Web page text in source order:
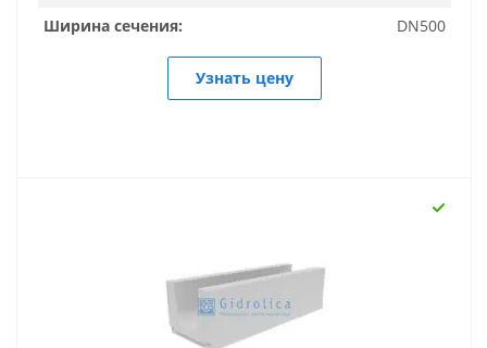
Ширина сечения:
DN500
Узнать цену